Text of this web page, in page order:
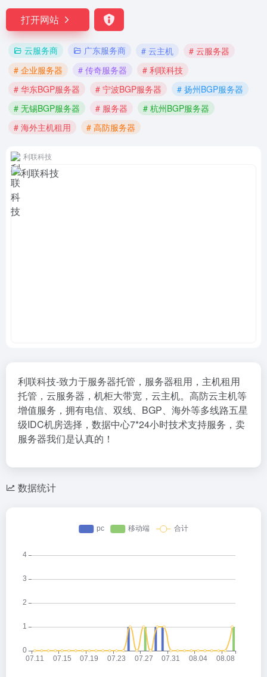
打开网站
云服务商 广东服务商 # 云主机
# 云服务器
# 企业服务器
# 传奇服务器
# 利联科技
# 华东BGP服务器
# 宁波BGP服务器
# 扬州BGP服务器
# 无锡BGP服务器
# 服务器
# 杭州BGP服务器
# 海外主机租用
# 高防服务器
利联科技
利联科技-致力于服务器托管，服务器租用，主机租用
托管，云服务器，机柜大带宽，云主机。高防云主机等
增值服务，拥有电信、双线、BGP、海外等多线路五星
级IDC机房选择，数据中心7*24小时技术支持服务，卖
服务器我们是认真的！
数据统计